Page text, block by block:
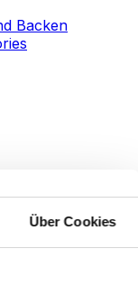
Über Cookies
Backen